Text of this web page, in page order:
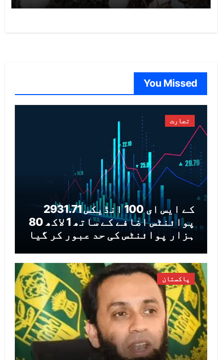
You Missed
تجارت
کے ایس ای 100 انڈیکس 2931.71
پوائنٹس اضافے کے ساتھ 1 لاکھ 80
ہزار پوائنٹس کی حد عبور کر گیا
پاکستان